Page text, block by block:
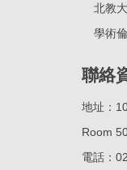
北教
學術
聯絡
地址：
Room
電話：